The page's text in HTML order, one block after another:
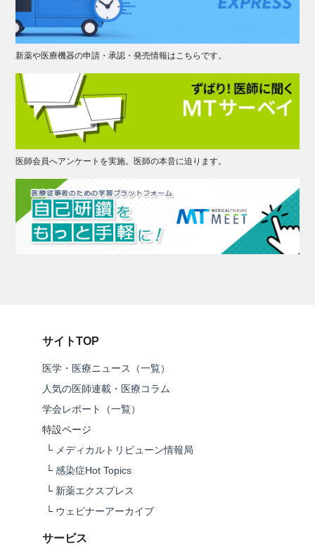
新薬や医療機器の申請・承認・発売情報はこちらです。
医師会員へアンケートを実施。医師の本音に迫ります。
サイトTOP
医学・医療ニュース（一覧）
人気の医師連載・医療コラム
学会レポート（一覧）
特設ページ
└ メディカルトリビューン情報局
└ 感染症Hot Topics
└ 新薬エクスプレス
└ ウェビナーアーカイブ
サービス